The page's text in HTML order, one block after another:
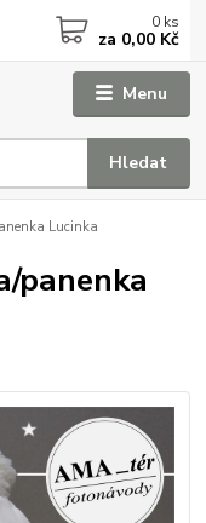
Menu
Hledat
0 ks
za 0,00 Kč
Lucinka
panenka